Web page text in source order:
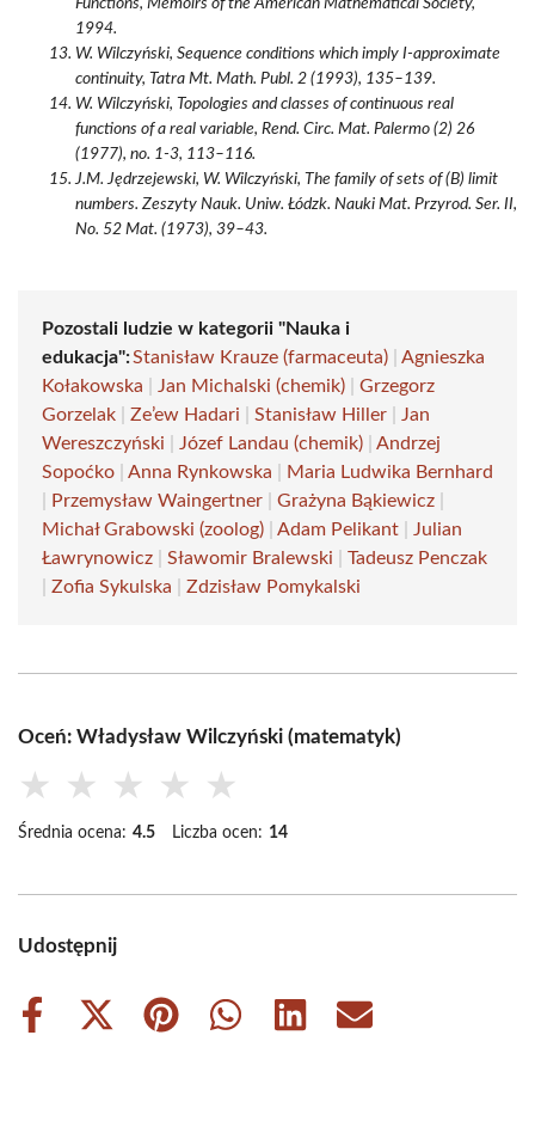
Functions, Memoirs of the American Mathematical Society,
1994.
W. Wilczyński, Sequence conditions which imply I-approximate
continuity, Tatra Mt. Math. Publ. 2 (1993), 135–139.
W. Wilczyński, Topologies and classes of continuous real
functions of a real variable, Rend. Circ. Mat. Palermo (2) 26
(1977), no. 1-3, 113–116.
J.M. Jędrzejewski, W. Wilczyński, The family of sets of (B) limit
numbers. Zeszyty Nauk. Uniw. Łódzk. Nauki Mat. Przyrod. Ser. II,
No. 52 Mat. (1973), 39–43.
Pozostali ludzie w kategorii "Nauka i
edukacja":Stanisław Krauze (farmaceuta)
Agnieszka
Kołakowska
Jan Michalski (chemik)
Grzegorz
Gorzelak
Ze’ew Hadari Stanisław Hiller
Jan
Wereszczyński
Józef Landau (chemik)
Andrzej
Sopoćko
Anna Rynkowska
Maria Ludwika Bernhard
Przemysław Waingertner Grażyna Bąkiewicz
Michał Grabowski (zoolog)
Adam Pelikant
Julian
Ławrynowicz
Sławomir Bralewski
Tadeusz Penczak
Zofia Sykulska Zdzisław Pomykalski
Oceń: Władysław Wilczyński (matematyk)
★ ★ ★ ★ ★
Średnia ocena: 4.5 Liczba ocen: 14
Udostępnij
Share
Share
Share
Share
Share
Share